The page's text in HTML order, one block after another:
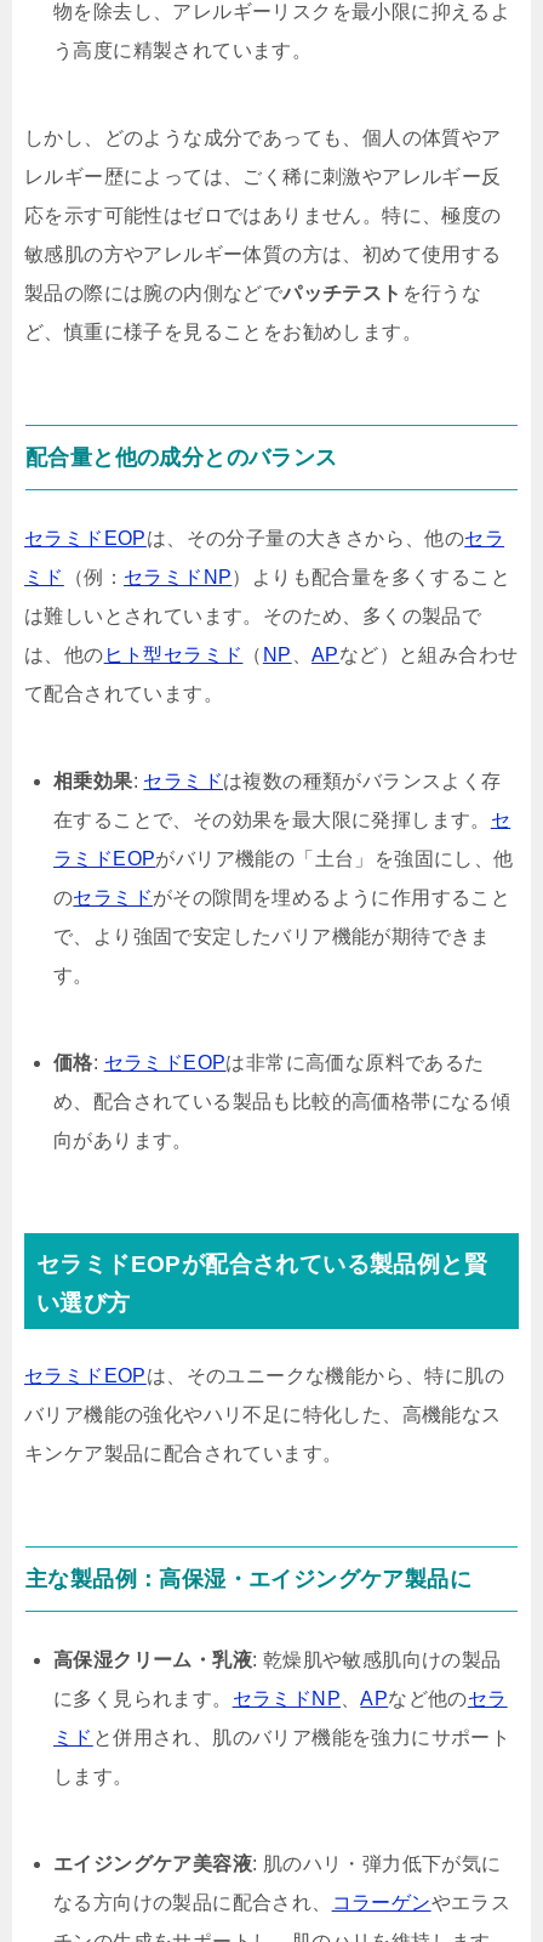
物を除去し、アレルギーリスクを最小限に抑えるよ
う高度に精製されています。
しかし、どのような成分であっても、個人の体質やア
レルギー歴によっては、ごく稀に刺激やアレルギー反
応を示す可能性はゼロではありません。特に、極度の
敏感肌の方やアレルギー体質の方は、初めて使用する
製品の際には腕の内側などでパッチテスト を行うな
ど、慎重に様子を見ることをお勧めします。
配合量と他の成分とのバランス
セラミドEOPは、その分子量の大きさから、他のセラ
ミド
（例： セラミドNP）よりも配合量を多くすること
は難しいとされています。そのため、多くの製品で
は、他の ヒト型セラミド （ NP 、APなど）と組み合わせ
て配合されています。
相乗効果: セラミドは複数の種類がバランスよく存
在することで、その効果を最大限に発揮します。 セ
ラミドEOPがバリア機能の「土台」を強固にし、他
のセラミドがその隙間を埋めるように作用すること
で、より強固で安定したバリア機能が期待できま
す。
価格: セラミドEOPは非常に高価な原料であるた
め、配合されている製品も比較的高価格帯になる傾
向があります。
セラミドEOPが配合されている製品例と賢
い選び方
セラミドEOPは、そのユニークな機能から、特に肌の
バリア機能の強化やハリ不足に特化した、高機能なス
キンケア製品に配合されています。
主な製品例：高保湿・エイジングケア製品に
高保湿クリーム・乳液: 乾燥肌や敏感肌向けの製品
に多く見られます。 セラミドNP 、APなど他のセラ
ミド と併用され、肌のバリア機能を強力にサポート
します。
エイジングケア美容液: 肌のハリ・弾力低下が気に
なる方向けの製品に配合され、
コラーゲンやエラス